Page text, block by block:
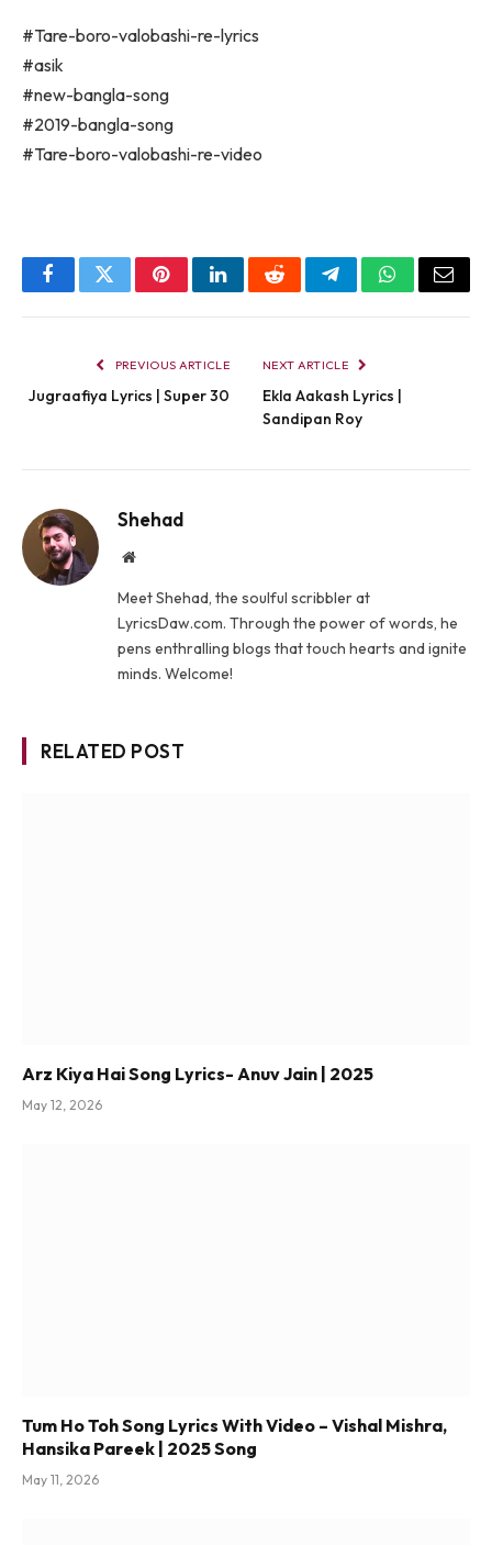
#Tare-boro-valobashi-re-lyrics
#asik
#new-bangla-song
#2019-bangla-song
#Tare-boro-valobashi-re-video
FacebookTwitterPinterestLinkedInRedditTelegramWhatsApp
Email
PREVIOUS ARTICLE
Jugraafiya Lyrics | Super 30
NEXT ARTICLE
Ekla Aakash Lyrics |
Sandipan Roy
Shehad
Website
Meet Shehad, the soulful scribbler at
LyricsDaw.com. Through the power of words, he
pens enthralling blogs that touch hearts and ignite
minds. Welcome!
RELATED POST
Arz Kiya Hai Song Lyrics- Anuv Jain | 2025
May 12, 2026
Tum Ho Toh Song Lyrics With Video – Vishal Mishra,
Hansika Pareek | 2025 Song
May 11, 2026